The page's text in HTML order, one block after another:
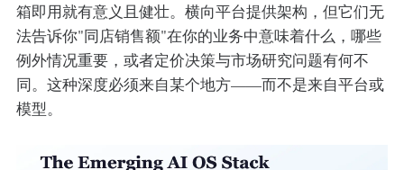
箱即用就有意义且健壮。横向平台提供架构，但它们无
法告诉你"同店销售额"在你的业务中意味着什么，哪些
例外情况重要，或者定价决策与市场研究问题有何不
同。这种深度必须来自某个地方——而不是来自平台或
模型。